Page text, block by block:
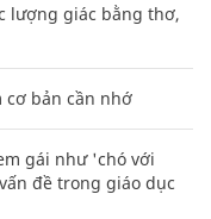
lượng giác bằng thơ,
cơ bản cần nhớ
gái như 'chó với
đề trong giáo dục